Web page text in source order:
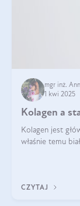
mgr inż.
1 kwi 2025
Kolagen a
Kolagen jest
właśnie temu
CZYTAJ